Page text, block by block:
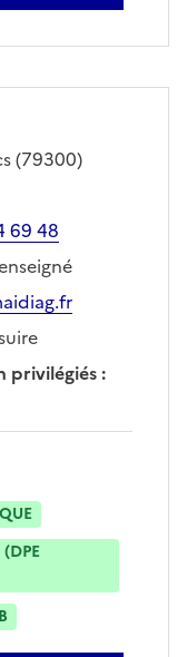
(79300)
69 48
privilégiés: